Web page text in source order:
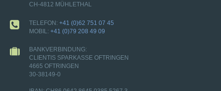
CH-4812 MÜHLETHAL
TELEFON: +41 (0)62 751 07 45
MOBIL: +41 (0)79 208 49 09
BANKVERBINDUNG:
CLIENTIS SPARKASSE OFTRINGEN
4665 OFTRINGEN
30-38149-0